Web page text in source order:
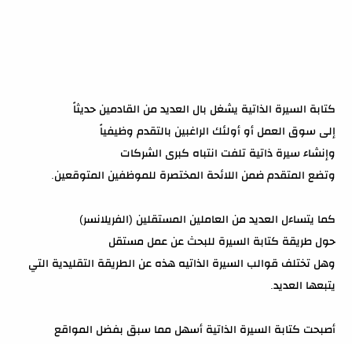
كتابة السيرة الذاتية يشغل بال العديد من القادمين حديثاً
إلى سوق العمل أو أولئك الراغبين بالتقدم وظيفياً
وإنشاء سيرة ذاتية تلفت انتباه كبرى الشركات
وتضع المتقدم ضمن اللائحة المختصرة للموظفين المتوقعين.
كما يتساءل العديد من العاملين المستقلين (الفريلانسر)
حول طريقة كتابة السيرة للبحث عن عمل مستقل
وهل تختلف قوالب السيرة الذاتيه هذه عن الطريقة التقليدية التي
يتبعها العديد.
أصبحت كتابة السيرة الذاتية أسهل مما سبق بفضل المواقع